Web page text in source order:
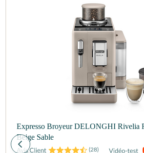
Expresso Broyeur DELONGHI Rivelia
Beige Sable
(28)